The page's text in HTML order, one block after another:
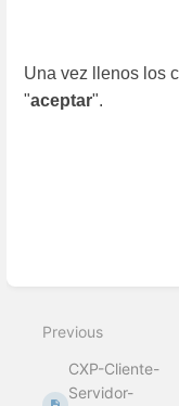
Una vez llenos los
"aceptar".
mode
Previous
CXP-Cliente-
Servidor-